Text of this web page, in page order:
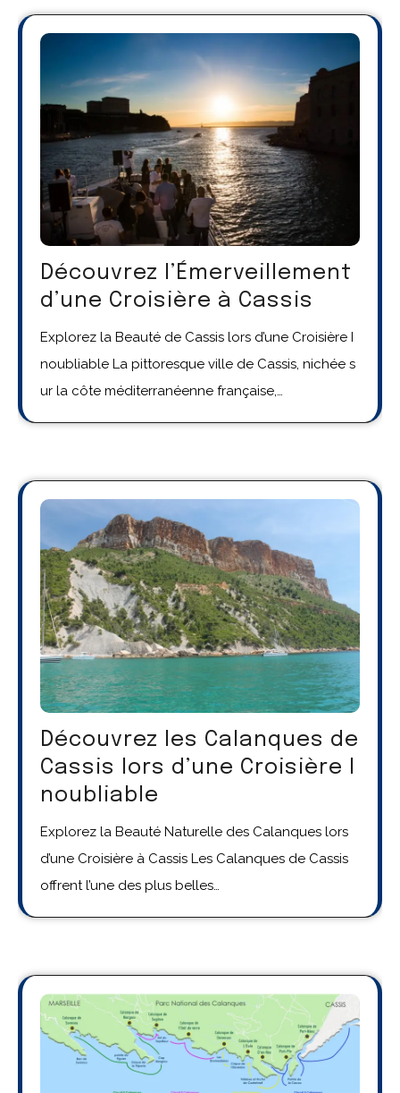
Découvrez l’Émerveillement
d’une Croisière à Cassis
Explorez la Beauté de Cassis lors d’une Croisière I
noubliable La pittoresque ville de Cassis, nichée s
ur la côte méditerranéenne française,…
Découvrez les Calanques de
Cassis lors d’une Croisière I
noubliable
Explorez la Beauté Naturelle des Calanques lors
d’une Croisière à Cassis Les Calanques de Cassis
offrent l’une des plus belles…